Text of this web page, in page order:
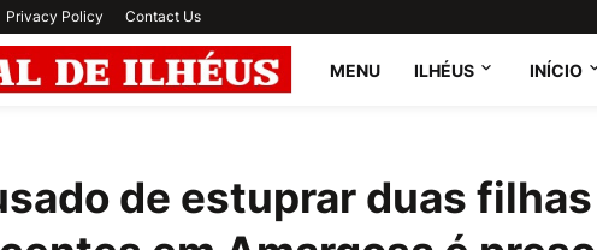
Privacy Policy Contact Us
MENU ILHÉUS INÍCIO
de estuprar duas filhas